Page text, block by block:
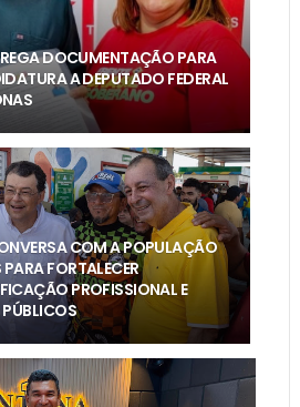
DOCUMENTAÇÃO PARA
A DEPUTADO FEDERAL
COM A POPULAÇÃO
FORTALECER
PROFISSIONAL E